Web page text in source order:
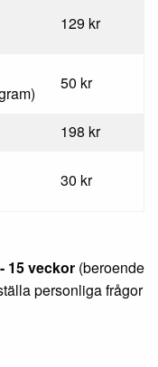
129 kr
50 kr
198 kr
30 kr
15 veckor (beroende
personliga frågor